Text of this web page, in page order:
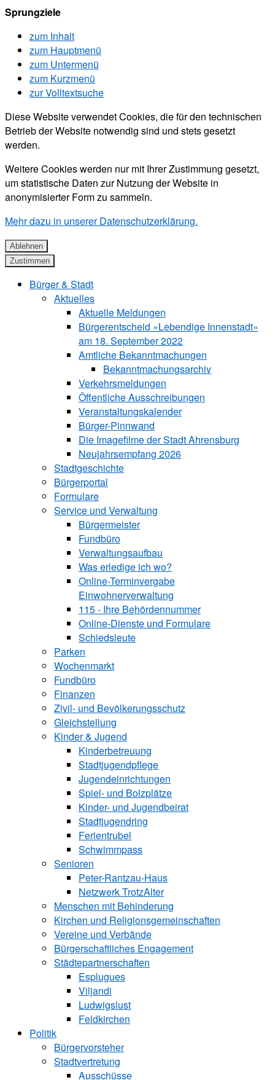
Sprungziele
zum Inhalt
zum Hauptmenü
zum Untermenü
zum Kurzmenü
zur Volltextsuche
Diese Website verwendet Cookies, die für den technischen
Betrieb der Website notwendig sind und stets gesetzt
werden.
Weitere Cookies werden nur mit Ihrer Zustimmung gesetzt,
um statistische Daten zur Nutzung der Website in
anonymisierter Form zu sammeln.
Mehr dazu in unserer Datenschutzerklärung.
Ablehnen
Zustimmen
Bürger & Stadt
Aktuelles
Aktuelle Meldungen
Bürgerentscheid »Lebendige Innenstadt«
am 18. September 2022
Amtliche Bekanntmachungen
Bekanntmachungs­archiv
Verkehrsmeldungen
Öffentliche Ausschreibungen
Veranstaltungskalender
Bürger-Pinnwand
Die Imagefilme der Stadt Ahrensburg
Neujahrsempfang 2026
Stadtgeschichte
Bürgerportal
Formulare
Service und Verwaltung
Bürgermeister
Fundbüro
Verwaltungsaufbau
Was erledige ich wo?
Online-Terminvergabe
Einwohnerverwaltung
115 - Ihre Behördennummer
Online-Dienste und Formulare
Schiedsleute
Parken
Wochenmarkt
Fundbüro
Finanzen
Zivil- und Bevölkerungsschutz
Gleichstellung
Kinder & Jugend
Kinderbetreuung
Stadtjugendpflege
Jugendeinrichtungen
Spiel- und Bolzplätze
Kinder- und Jugendbeirat
Stadtjugendring
Ferientrubel
Schwimmpass
Senioren
Peter-Rantzau-Haus
Netzwerk TrotzAlter
Menschen mit Behinderung
Kirchen und ­Religionsgemeinschaften
Vereine und Verbände
Bürgerschaftliches Engagement
Städtepartnerschaften
Esplugues
Viljandi
Ludwigslust
Feldkirchen
Politik
Bürgervorsteher
Stadtvertretung
Ausschüsse